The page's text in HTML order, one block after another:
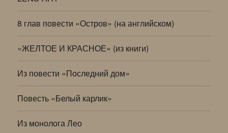
8 глав повести «Остров» (на английском)
«ЖЕЛТОЕ И КРАСНОЕ» (из книги)
Из повести «Последний дом»
Повесть «Белый карлик»
Из монолога Лео